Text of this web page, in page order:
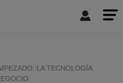
LA TECNOLOGÍA